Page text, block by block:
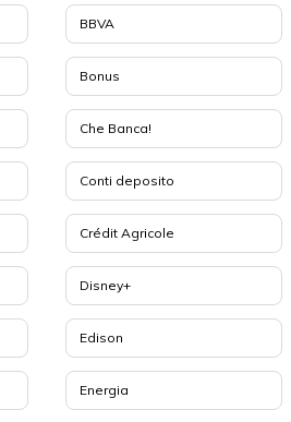
BBVA
Bonus
Che Banca!
Conti deposito
Crédit Agricole
Disney+
Edison
Energia